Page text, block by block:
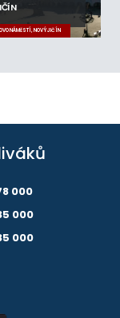
NÁMĚSTÍ, NOVÝ JIČÍN
000
000
000